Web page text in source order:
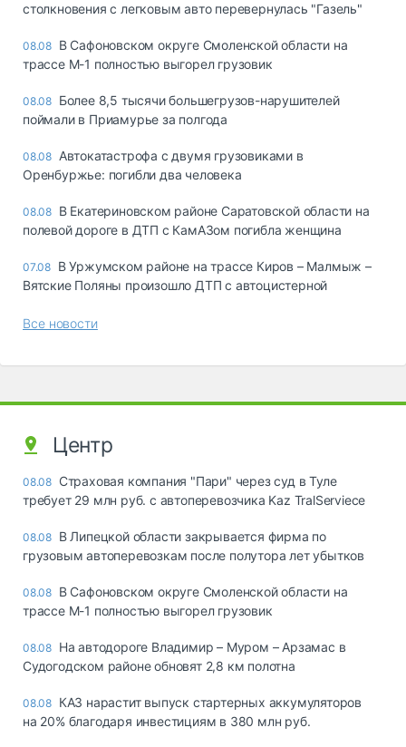
столкновения с легковым авто перевернулась "Газель"
08.08 В Сафоновском округе Смоленской области на
трассе М-1 полностью выгорел грузовик
08.08 Более 8,5 тысячи большегрузов-нарушителей
поймали в Приамурье за полгода
08.08 Автокатастрофа с двумя грузовиками в
Оренбуржье: погибли два человека
08.08 В Екатериновском районе Саратовской области на
полевой дороге в ДТП с КамАЗом погибла женщина
07.08 В Уржумском районе на трассе Киров – Малмыж –
Вятские Поляны произошло ДТП с автоцистерной
Все новости
Центр
08.08 Страховая компания "Пари" через суд в Туле
требует 29 млн руб. с автоперевозчика Kaz TralServiece
08.08 В Липецкой области закрывается фирма по
грузовым автоперевозкам после полутора лет убытков
08.08 В Сафоновском округе Смоленской области на
трассе М-1 полностью выгорел грузовик
08.08 На автодороге Владимир – Муром – Арзамас в
Судогодском районе обновят 2,8 км полотна
08.08 КАЗ нарастит выпуск стартерных аккумуляторов
на 20% благодаря инвестициям в 380 млн руб.